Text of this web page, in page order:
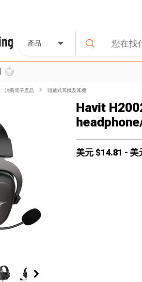
產品
消費電子產品 頭戴式耳機及耳機
Havit
美元 $14.81 - 美